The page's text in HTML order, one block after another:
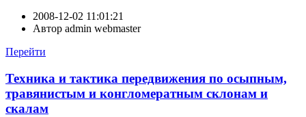
2008-12-02 11:01:21
Автор admin webmaster
Перейти
Техника и тактика передвижения по осыпным,
травянистым и конгломератным склонам и
скалам